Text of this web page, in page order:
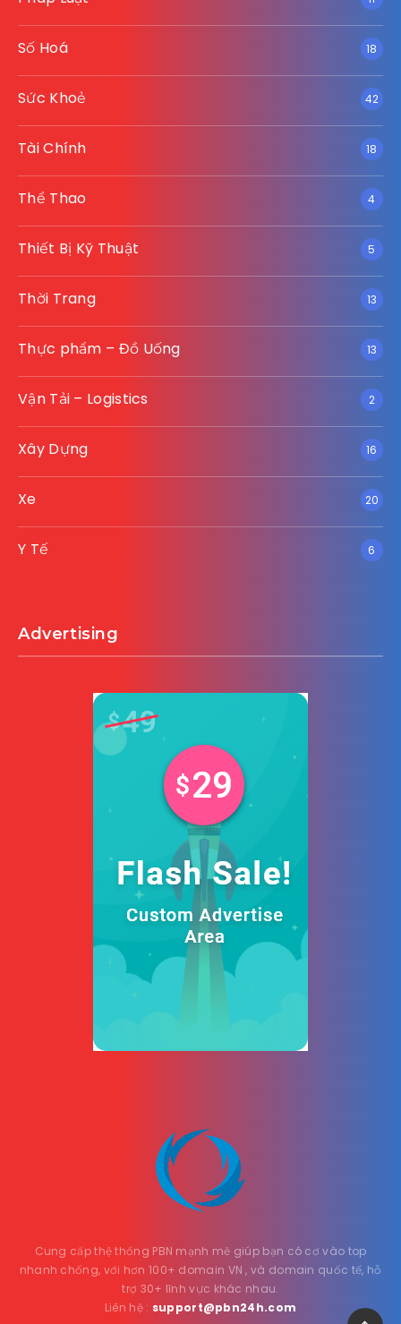
Số Hoá 18
Sức Khoẻ 42
Tài Chính 18
Thể Thao 4
Thiết Bị Kỹ Thuật 5
Thời Trang 13
Thực phẩm – Đồ Uống 13
Vận Tải – Logistics 2
Xây Dựng 16
Xe 20
Y Tế 6
Advertising
Cung cấp thệ thống PBN mạnh mẽ giúp bạn có cơ vào top
nhanh chống, với hơn 100+ domain VN , và domain quốc tế, hỗ
trợ 30+ lĩnh vực khác nhau.
Liên hệ : support@pbn24h.com